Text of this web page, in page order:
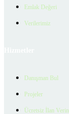
Emlak Değeri
Verilerimiz
Danışman Bul
Projeler
Ücretsiz İlan Verin